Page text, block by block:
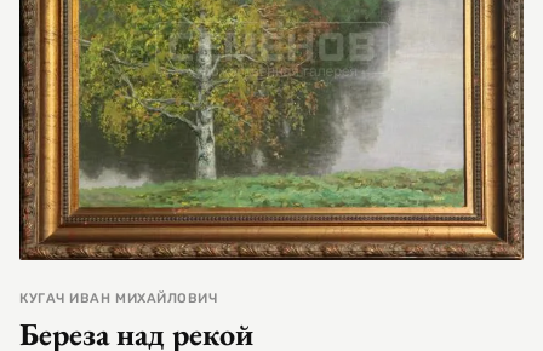
КУГАЧ ИВАН МИХАЙЛОВИЧ
Береза над рекой